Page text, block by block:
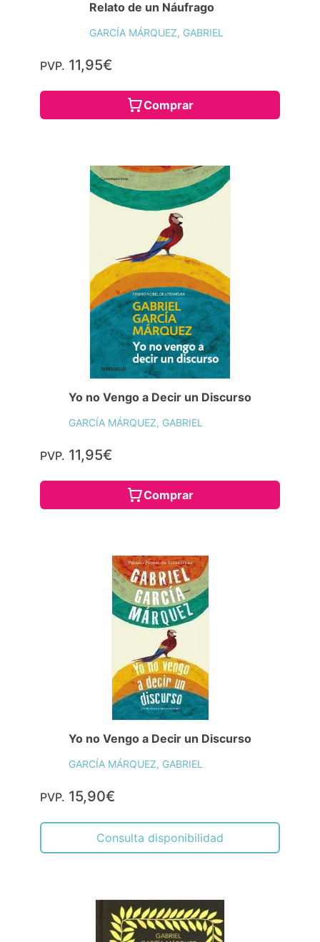
Relato de un Náufrago
GARCÍA MÁRQUEZ, GABRIEL
PVP. 11,95€
Comprar
Yo no Vengo a Decir un Discurso
GARCÍA MÁRQUEZ, GABRIEL
PVP. 11,95€
Comprar
Yo no Vengo a Decir un Discurso
GARCÍA MÁRQUEZ, GABRIEL
PVP. 15,90€
Consulta disponibilidad